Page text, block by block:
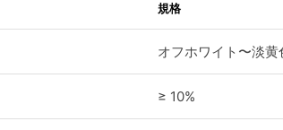
規格
オフホワイト〜淡黄
≥ 10%